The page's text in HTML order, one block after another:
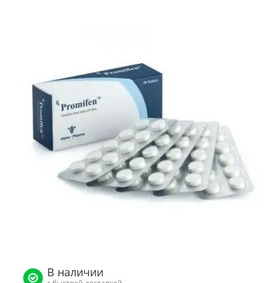
В наличии